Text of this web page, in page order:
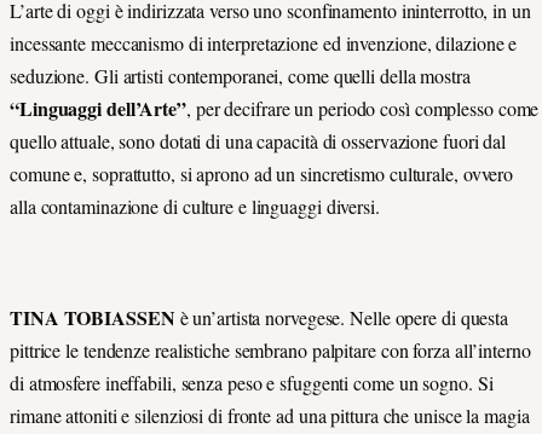
L’arte di oggi è indirizzata verso uno sconfinamento ininterrotto, in un
incessante meccanismo di interpretazione ed invenzione, dilazione e
seduzione. Gli artisti contemporanei, come quelli della mostra
“Linguaggi dell’Arte”, per decifrare un periodo così complesso come
quello attuale, sono dotati di una capacità di osservazione fuori dal
comune e, soprattutto, si aprono ad un sincretismo culturale, ovvero
alla contaminazione di culture e linguaggi diversi.
TINA TOBIASSENè un’artista norvegese. Nelle opere di questa
pittrice le tendenze realistiche sembrano palpitare con forza all’interno
di atmosfere ineffabili, senza peso e sfuggenti come un sogno. Si
rimane attoniti e silenziosi di fronte ad una pittura che unisce la magia